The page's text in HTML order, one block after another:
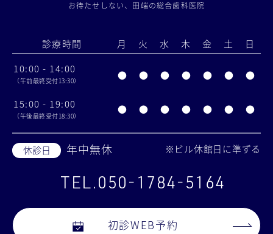
お待たせしない、田端の総合歯科医院
診療時間 月 火 水 木 金 土
日
10:00 - 14:00
（午前最終受付13:30） ● ● ● ● ● ● ●
15:00 - 19:00
（午後最終受付18:30）
● ● ● ● ● ● ●
休診日 年中無休 ※ビル休館日に準ずる
TEL.050-1784-5164
初診WEB予約